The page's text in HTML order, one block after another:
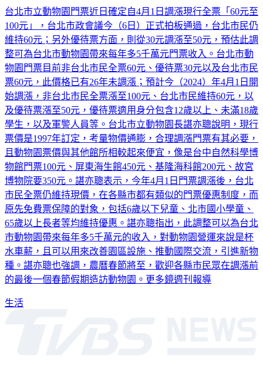
台北市立動物園門票近日確定自4月1日調漲現行全票「60元至
100元」，台北市政會議今（6日）正式拍板通過，台北市民仍
維持60元；另外優待票方面，則從30元調漲至50元，預估此調
整可為台北市動物園帶來每年多5千萬元門票收入。台北市動
物園門票目前非台北市民全票60元、優待票30元以及台北市民
票60元，此價格已有26年未調漲；預計今（2024）年4月1日開
始調漲，非台北市民全票漲至100元、台北市民維持60元，以
及優待票漲至50元，優待票適用身分包含12歲以上、未滿18歲
學生，以及軍警人員等。台北市立動物園長諶亦聰說明，現行
票價是1997年訂定，考量物價通膨，合理調漲門票有其必要，
且動物園票價與其他館所相較起來便宜，像是台中自然科學博
物館門票100元、屏東海生館450元、基隆海科館200元、故宮
博物院要350元。諶亦聰表示，今年4月1日門票調漲後，台北
市民全票仍維持現價，在各縣市都有類似的門票優惠制度，而
原先免費票保障的對象，包括6歲以下兒童、北市國小學童、
65歲以上長者等均維持優惠。諶亦聰指出，此調整可以為台北
市動物園帶來每年多5千萬元的收入，對動物園營運來說是杯
水車薪，且可以用來改善園區設施、推動國際交流，引進新物
種。諶亦聰也強調，農曆春節將至，歡迎各縣市民眾在調漲前
的最後一個春節假期造訪動物園。更多鏡週刊報導
生活